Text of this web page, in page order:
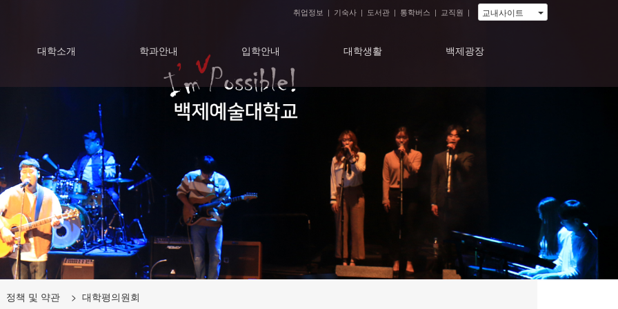
취업정보 | 기숙사 | 도서관 | 통학버스 | 교직원 | 교내사이트
대학소개 학과안내 입학안내 대학생활 백제광장
책 및 약관 > 대학평의원회